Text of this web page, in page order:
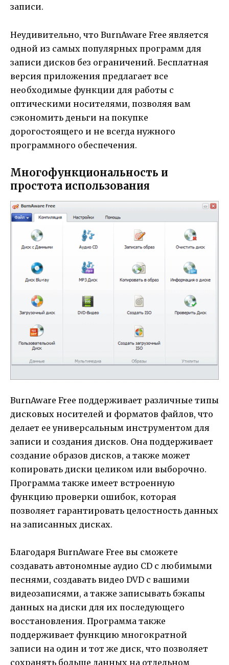
записи.
Неудивительно, что BurnAware Free является
одной из самых популярных программ для
записи дисков без ограничений. Бесплатная
версия приложения предлагает все
необходимые функции для работы с
оптическими носителями, позволяя вам
сэкономить деньги на покупке
дорогостоящего и не всегда нужного
программного обеспечения.
Многофункциональность и
простота использования
BurnAware Free поддерживает различные типы
дисковых носителей и форматов файлов, что
делает ее универсальным инструментом для
записи и создания дисков. Она поддерживает
создание образов дисков, а также может
копировать диски целиком или выборочно.
Программа также имеет встроенную
функцию проверки ошибок, которая
позволяет гарантировать целостность данных
на записанных дисках.
Благодаря BurnAware Free вы сможете
создавать автономные аудио CD с любимыми
песнями, создавать видео DVD с вашими
видеозаписями, а также записывать бэкапы
данных на диски для их последующего
восстановления. Программа также
поддерживает функцию многократной
записи на один и тот же диск, что позволяет
сохранять больше данных на отдельном